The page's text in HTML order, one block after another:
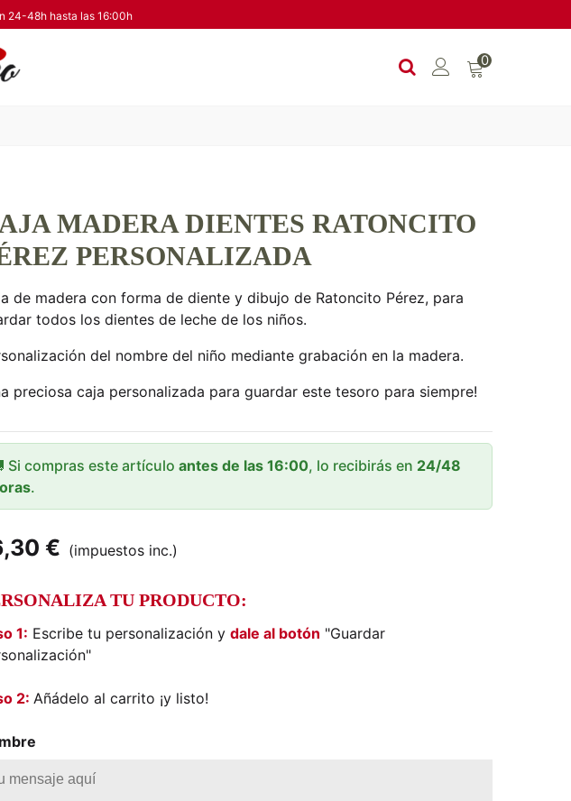
24-48h hasta las 16:00h
0
MADERA DIENTES RATONCITO
PERSONALIZADA
de madera con forma de diente y dibujo de Ratoncito Pérez, para
todos los dientes de leche de los niños.
del nombre del niño mediante grabación en la madera.
preciosa caja personalizada para guardar este tesoro para siempre!
Si compras este artículo antes de las 16:00, lo recibirás en 24/48
.
€ (impuestos inc.)
TU PRODUCTO:
1: Escribe tu personalización y dale al botón "Guardar
2: Añádelo al carrito ¡y listo!